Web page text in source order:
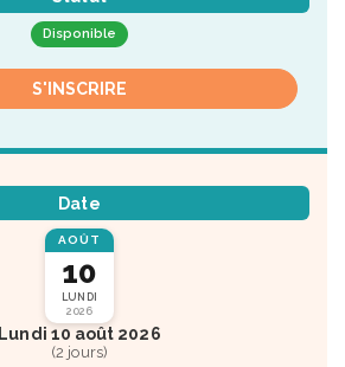
Disponible
S'INSCRIRE
Date
AOÛT
10
LUNDI
2026
Lundi 10 août 2026
(2 jours)